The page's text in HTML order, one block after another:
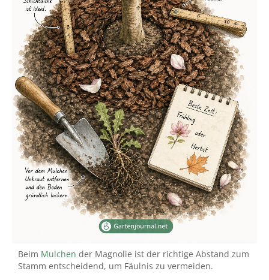
Beim Mulchen der Magnolie ist der richtige Abstand zum
Stamm entscheidend, um Fäulnis zu vermeiden.